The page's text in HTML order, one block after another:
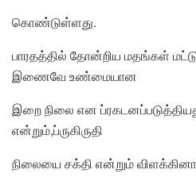
கொண்டுள்ளது.
பாரதத்தில் தோன்றிய மதங்கள்
இணைவே உண்மையான
இறை நிலை என
என்றும்,ப்ருகிருதி
நிலையை சக்தி என்றும்